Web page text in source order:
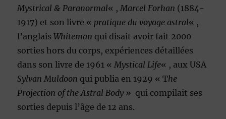
Mystrical & Paranormal« ,Marcel Forhan (1884-
1917) et son livre « pratique du voyage astral« ,
l’anglaisWhiteman qui disait avoir fait 2000
sorties hors du corps, expériences détaillées
dans son livre de 1961 «Mystical Life« , aux USA
Sylvan Muldoon qui publia en 1929 « The
Projection of the Astral Body » qui compilait ses
sorties depuis l’âge de 12 ans.